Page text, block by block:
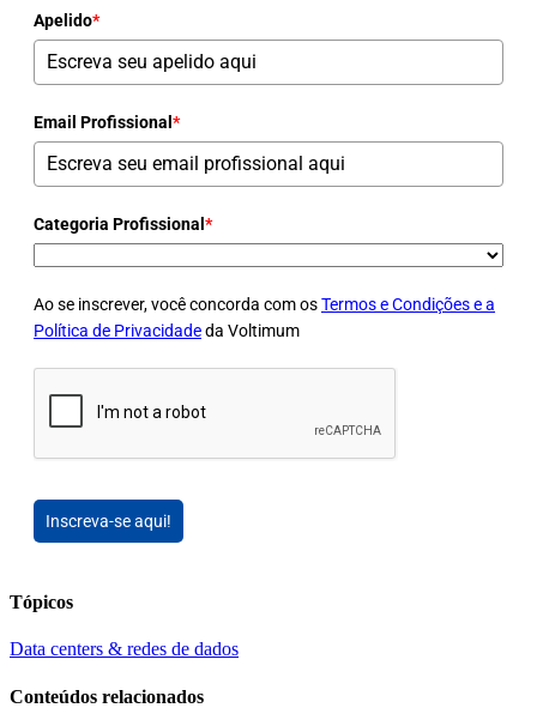
Apelido*
Email Profissional *
Categoria Profissional *
Ao se inscrever, você concorda com osTermos e Condições e a
Política de Privacidadeda Voltimum
Inscreva-se aqui!
Tópicos
Data centers & redes de dados
Conteúdos relacionados